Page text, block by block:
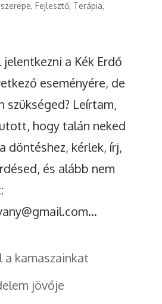
, Fejlesztő, Terápia,
jelentkezni a Kék Erdő
eseményére, de
szükséged? Leírtam,
hogy talán neked
döntéshez, kérlek, írj,
és alább nem
a kamaszainkat
jövője